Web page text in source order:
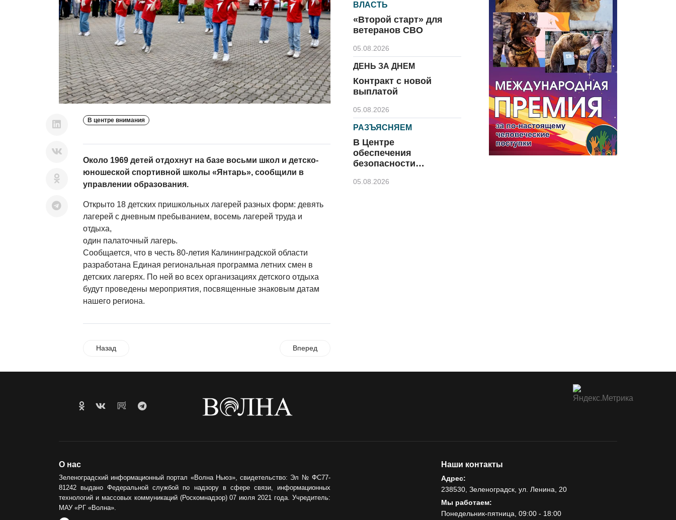
В центре внимания
Около 1969 детей отдохнут на базе восьми школ и детско-
юношеской спортивной школы «Янтарь», сообщили в
управлении образования.
Открыто 18 детских пришкольных лагерей разных форм: девять
лагерей с дневным пребыванием, восемь лагерей труда и
отдыха,
один палаточный лагерь.
Сообщается, что в честь 80-летия Калининградской области
разработана Единая региональная программа летних смен в
детских лагерях. По ней во всех организациях детского отдыха
будут проведены мероприятия, посвященные знаковым датам
нашего региона.
Назад Вперед
ВЛАСТЬ
«Второй старт» для
ветеранов СВО
05.08.2026
ДЕНЬ ЗА ДНЕМ
Контракт с новой
выплатой
05.08.2026
РАЗЪЯСНЯЕМ
В Центре
обеспечения
безопасности
безопасного отдыха
05.08.2026
О ЧЕМ ПИСАЛА ГАЗЕТА
О нас
Зеленоградский информационный портал «Волна Ньюз», свидетельство: Эл № ФС77-
81242 выдано Федеральной службой по надзору в сфере связи, информационных
технологий и массовых коммуникаций (Роскомнадзор) 07 июля 2021 года. Учредитель:
МАУ «РГ «Волна».
Наши контакты
Адрес:
238530, Зеленоградск, ул. Ленина, 20
Мы работаем:
Понедельник-пятница, 09:00 - 18:00